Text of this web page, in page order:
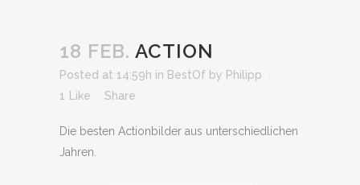
18 FEB. ACTION
Posted at 14:59h in BestOf by Philipp
1
Like Share
Die besten Actionbilder aus unterschiedlichen
Jahren.